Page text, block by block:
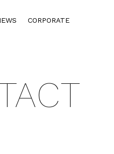
CORPORATE